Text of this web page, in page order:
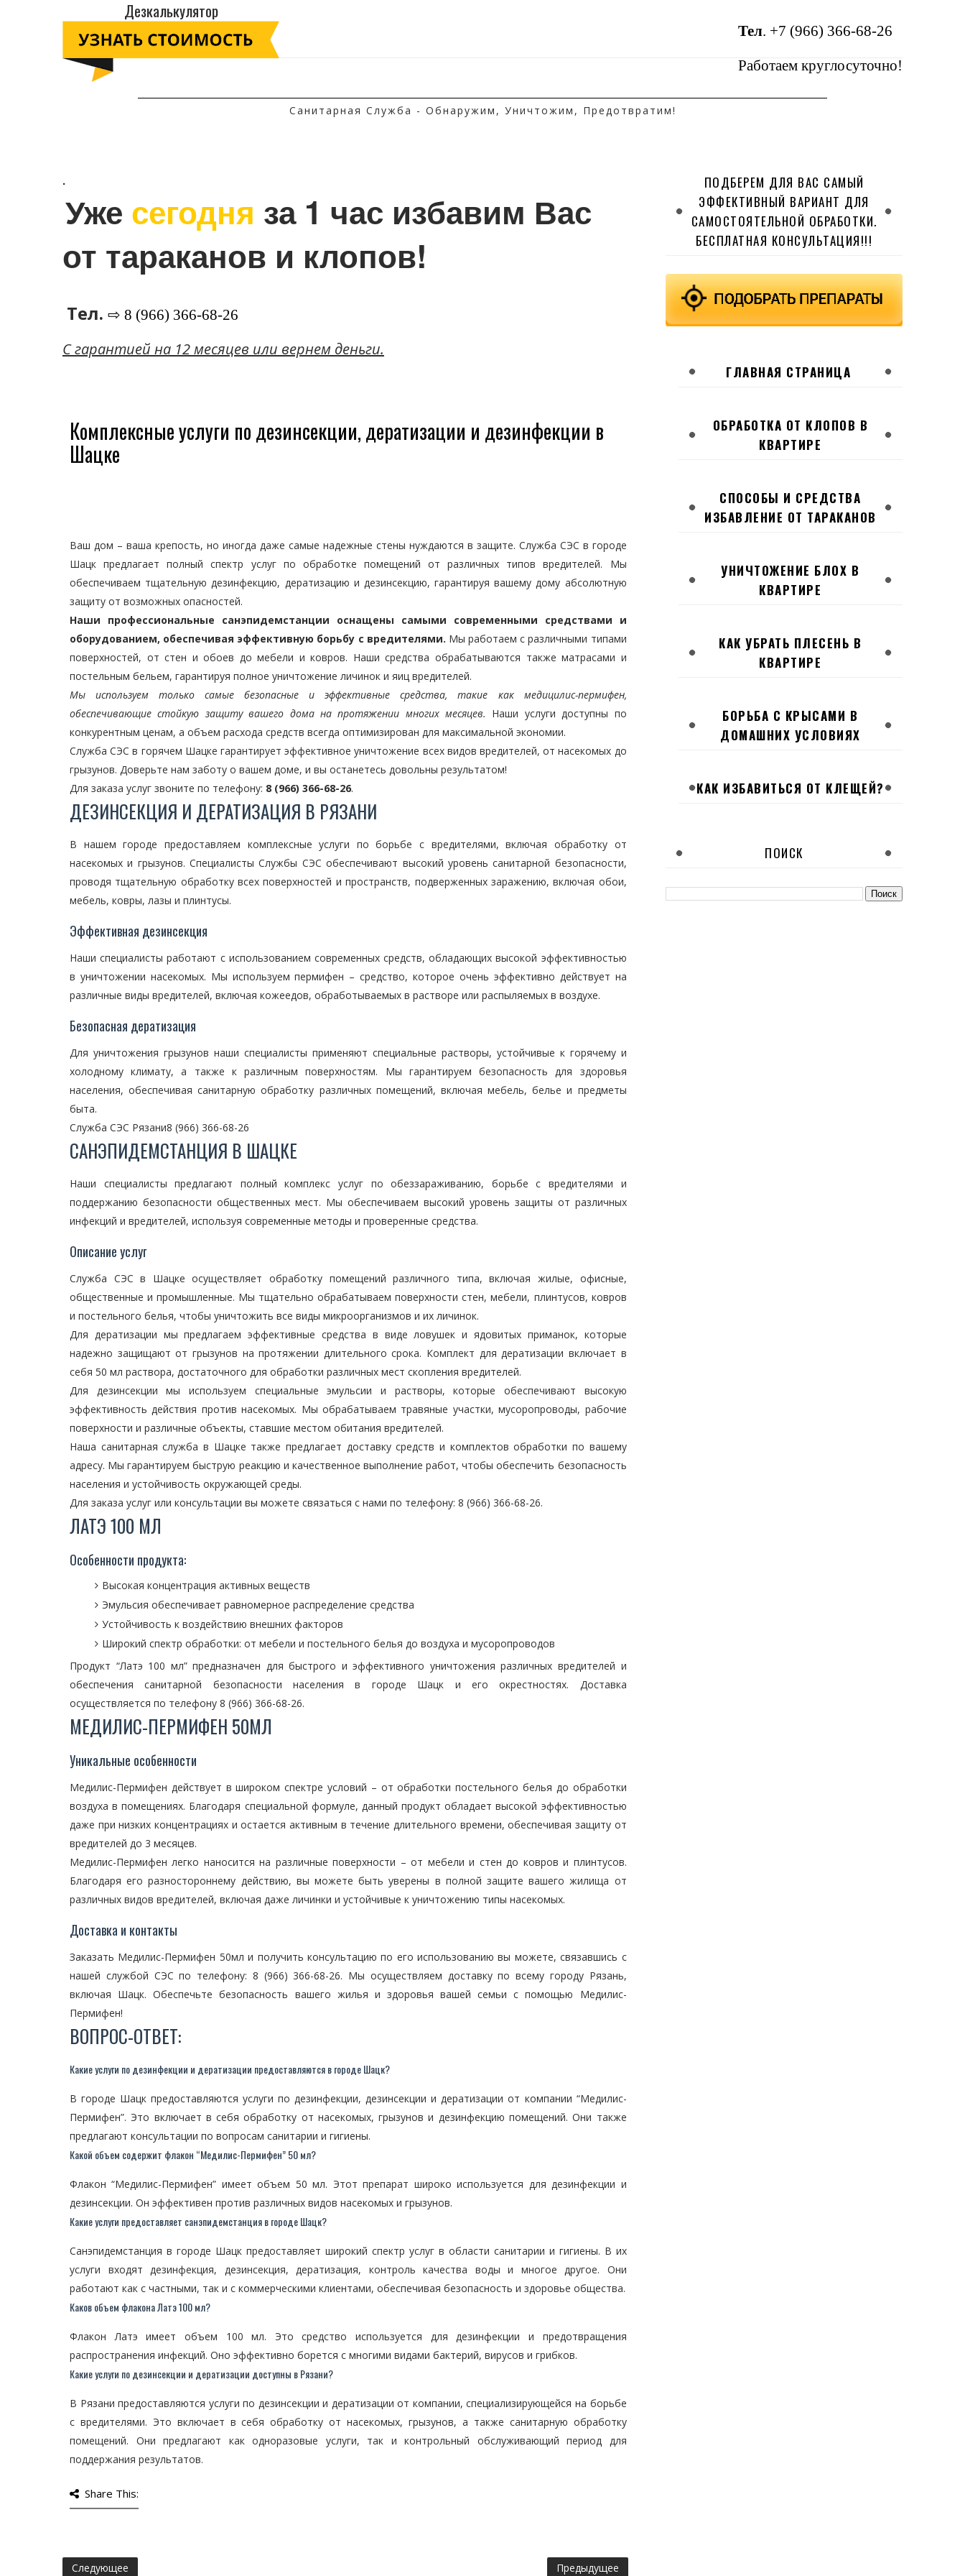
Дезкалькулятор
Тел. +7 (966) 366-68-26
Работаем круглосуточно!
Санитарная Служба - Обнаружим, Уничтожим, Предотвратим!
.
Уже сегодня за 1 час избавим Вас
от тараканов и клопов!
Тел. ⇨ 8 (966) 366-68-26
C гарантией на 12 месяцев или вернем деньги.
Комплексные услуги по дезинсекции, дератизации и дезинфекции в
Шацке
Ваш дом – ваша крепость, но иногда даже самые надежные стены нуждаются в защите. Служба СЭС в городе
Шацк предлагает полный спектр услуг по обработке помещений от различных типов вредителей. Мы
обеспечиваем тщательную дезинфекцию, дератизацию и дезинсекцию, гарантируя вашему дому абсолютную
защиту от возможных опасностей.
Наши профессиональные санэпидемстанции оснащены самыми современными средствами и
оборудованием, обеспечивая эффективную борьбу с вредителями. Мы работаем с различными типами
поверхностей, от стен и обоев до мебели и ковров. Наши средства обрабатываются также матрасами и
постельным бельем, гарантируя полное уничтожение личинок и яиц вредителей.
Мы используем только самые безопасные и эффективные средства, такие как медицилис-пермифен,
обеспечивающие стойкую защиту вашего дома на протяжении многих месяцев. Наши услуги доступны по
конкурентным ценам, а объем расхода средств всегда оптимизирован для максимальной экономии.
Служба СЭС в горячем Шацке гарантирует эффективное уничтожение всех видов вредителей, от насекомых до
грызунов. Доверьте нам заботу о вашем доме, и вы останетесь довольны результатом!
Для заказа услуг звоните по телефону: 8 (966) 366-68-26.
ДЕЗИНСЕКЦИЯ И ДЕРАТИЗАЦИЯ В РЯЗАНИ
В нашем городе предоставляем комплексные услуги по борьбе с вредителями, включая обработку от
насекомых и грызунов. Специалисты Службы СЭС обеспечивают высокий уровень санитарной безопасности,
проводя тщательную обработку всех поверхностей и пространств, подверженных заражению, включая обои,
мебель, ковры, лазы и плинтусы.
Эффективная дезинсекция
Наши специалисты работают с использованием современных средств, обладающих высокой эффективностью
в уничтожении насекомых. Мы используем пермифен – средство, которое очень эффективно действует на
различные виды вредителей, включая кожеедов, обработываемых в растворе или распыляемых в воздухе.
Безопасная дератизация
Для уничтожения грызунов наши специалисты применяют специальные растворы, устойчивые к горячему и
холодному климату, а также к различным поверхностям. Мы гарантируем безопасность для здоровья
населения, обеспечивая санитарную обработку различных помещений, включая мебель, белье и предметы
быта.
Служба СЭС Рязани8 (966) 366-68-26
САНЭПИДЕМСТАНЦИЯ В ШАЦКЕ
Наши специалисты предлагают полный комплекс услуг по обеззараживанию, борьбе с вредителями и
поддержанию безопасности общественных мест. Мы обеспечиваем высокий уровень защиты от различных
инфекций и вредителей, используя современные методы и проверенные средства.
Описание услуг
Служба СЭС в Шацке осуществляет обработку помещений различного типа, включая жилые, офисные,
общественные и промышленные. Мы тщательно обрабатываем поверхности стен, мебели, плинтусов, ковров
и постельного белья, чтобы уничтожить все виды микроорганизмов и их личинок.
Для дератизации мы предлагаем эффективные средства в виде ловушек и ядовитых приманок, которые
надежно защищают от грызунов на протяжении длительного срока. Комплект для дератизации включает в
себя 50 мл раствора, достаточного для обработки различных мест скопления вредителей.
Для дезинсекции мы используем специальные эмульсии и растворы, которые обеспечивают высокую
эффективность действия против насекомых. Мы обрабатываем травяные участки, мусоропроводы, рабочие
поверхности и различные объекты, ставшие местом обитания вредителей.
Наша санитарная служба в Шацке также предлагает доставку средств и комплектов обработки по вашему
адресу. Мы гарантируем быструю реакцию и качественное выполнение работ, чтобы обеспечить безопасность
населения и устойчивость окружающей среды.
Для заказа услуг или консультации вы можете связаться с нами по телефону: 8 (966) 366-68-26.
ЛАТЭ 100 МЛ
Особенности продукта:
Высокая концентрация активных веществ
Эмульсия обеспечивает равномерное распределение средства
Устойчивость к воздействию внешних факторов
Широкий спектр обработки: от мебели и постельного белья до воздуха и мусоропроводов
Продукт “Латэ 100 мл” предназначен для быстрого и эффективного уничтожения различных вредителей и
обеспечения санитарной безопасности населения в городе Шацк и его окрестностях. Доставка
осуществляется по телефону 8 (966) 366-68-26.
МЕДИЛИС-ПЕРМИФЕН 50МЛ
Уникальные особенности
Медилис-Пермифен действует в широком спектре условий – от обработки постельного белья до обработки
воздуха в помещениях. Благодаря специальной формуле, данный продукт обладает высокой эффективностью
даже при низких концентрациях и остается активным в течение длительного времени, обеспечивая защиту от
вредителей до 3 месяцев.
Медилис-Пермифен легко наносится на различные поверхности – от мебели и стен до ковров и плинтусов.
Благодаря его разностороннему действию, вы можете быть уверены в полной защите вашего жилища от
различных видов вредителей, включая даже личинки и устойчивые к уничтожению типы насекомых.
Доставка и контакты
Заказать Медилис-Пермифен 50мл и получить консультацию по его использованию вы можете, связавшись с
нашей службой СЭС по телефону: 8 (966) 366-68-26. Мы осуществляем доставку по всему городу Рязань,
включая Шацк. Обеспечьте безопасность вашего жилья и здоровья вашей семьи с помощью Медилис-
Пермифен!
ВОПРОС-ОТВЕТ:
Какие услуги по дезинфекции и дератизации предоставляются в городе Шацк?
В городе Шацк предоставляются услуги по дезинфекции, дезинсекции и дератизации от компании “Медилис-
Пермифен”. Это включает в себя обработку от насекомых, грызунов и дезинфекцию помещений. Они также
предлагают консультации по вопросам санитарии и гигиены.
Какой объем содержит флакон “Медилис-Пермифен” 50 мл?
Флакон “Медилис-Пермифен” имеет объем 50 мл. Этот препарат широко используется для дезинфекции и
дезинсекции. Он эффективен против различных видов насекомых и грызунов.
Какие услуги предоставляет санэпидемстанция в городе Шацк?
Санэпидемстанция в городе Шацк предоставляет широкий спектр услуг в области санитарии и гигиены. В их
услуги входят дезинфекция, дезинсекция, дератизация, контроль качества воды и многое другое. Они
работают как с частными, так и с коммерческими клиентами, обеспечивая безопасность и здоровье общества.
Каков объем флакона Латэ 100 мл?
Флакон Латэ имеет объем 100 мл. Это средство используется для дезинфекции и предотвращения
распространения инфекций. Оно эффективно борется с многими видами бактерий, вирусов и грибков.
Какие услуги по дезинсекции и дератизации доступны в Рязани?
В Рязани предоставляются услуги по дезинсекции и дератизации от компании, специализирующейся на борьбе
с вредителями. Это включает в себя обработку от насекомых, грызунов, а также санитарную обработку
помещений. Они предлагают как одноразовые услуги, так и контрольный обслуживающий период для
поддержания результатов.
Share This:
Следующее Предыдущее
ПОДБЕРЕМ ДЛЯ ВАС САМЫЙ
ЭФФЕКТИВНЫЙ ВАРИАНТ ДЛЯ
САМОСТОЯТЕЛЬНОЙ ОБРАБОТКИ.
БЕСПЛАТНАЯ КОНСУЛЬТАЦИЯ!!!
ГЛАВНАЯ СТРАНИЦА
ОБРАБОТКА ОТ КЛОПОВ В
КВАРТИРЕ
СПОСОБЫ И СРЕДСТВА
ИЗБАВЛЕНИЕ ОТ ТАРАКАНОВ
УНИЧТОЖЕНИЕ БЛОХ В
КВАРТИРЕ
КАК УБРАТЬ ПЛЕСЕНЬ В
КВАРТИРЕ
БОРЬБА С КРЫСАМИ В
ДОМАШНИХ УСЛОВИЯХ
КАК ИЗБАВИТЬСЯ ОТ КЛЕЩЕЙ?
ПОИСК